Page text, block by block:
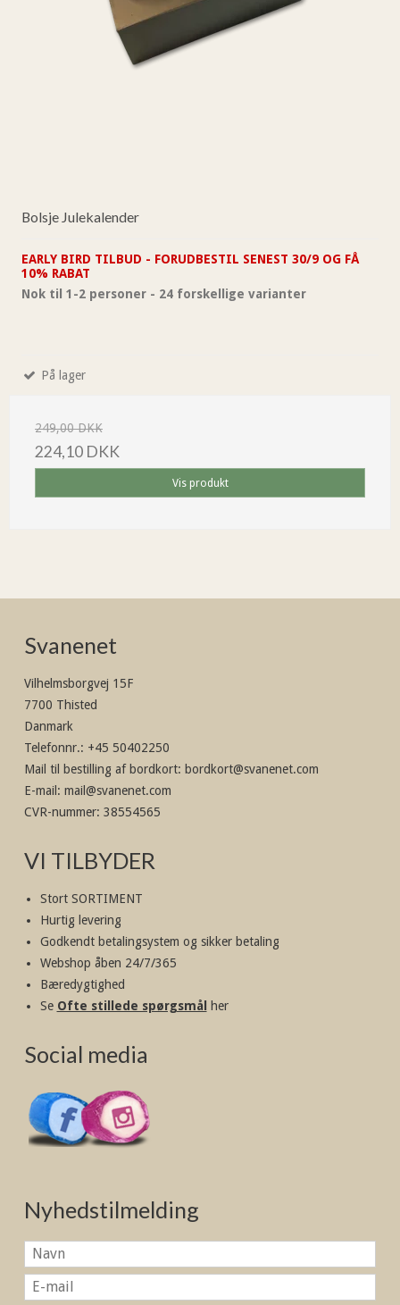
Bolsje Julekalender
EARLY BIRD TILBUD - FORUDBESTIL SENEST 30/9 OG FÅ
10% RABAT
Nok til 1-2 personer - 24 forskellige varianter
På lager
249,00 DKK
224,10 DKK
Vis produkt
Svanenet
Vilhelmsborgvej 15F
7700 Thisted
Danmark
Telefonnr.: +45 50402250
Mail til bestilling af bordkort: bordkort@svanenet.com
E-mail : mail@svanenet.com
CVR-nummer: 38554565
VI TILBYDER
Stort SORTIMENT
Hurtig levering
Godkendt betalingsystem og sikker betaling
Webshop åben 24/7/365
Bæredygtighed
Se Ofte stillede spørgsmål her
Social media
Nyhedstilmelding